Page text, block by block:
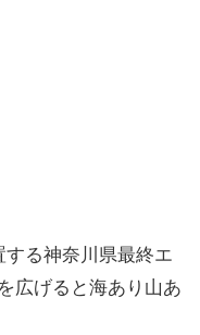
する神奈川県最終エ
広げると海あり山あ